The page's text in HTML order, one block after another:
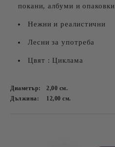
покани, албуми и опаковки
Нежни и реалистични
Лесни за употреба
Цвят : Циклама
Диаметър: 2,00 см.
Дължина:
12,00см.